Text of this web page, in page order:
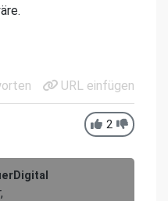
URL einfügen
2